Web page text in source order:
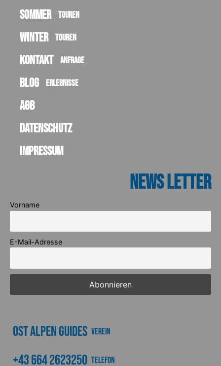
Sommer Touren
Winter Touren
Kontakt Anfrage
Blog Erlebnisse
AGB
Datenschutz
Impressum
News Letter
Vorname
E-Mail-Adresse
Ost Alpen Guides Verein
+43 664 2623250 Telefon